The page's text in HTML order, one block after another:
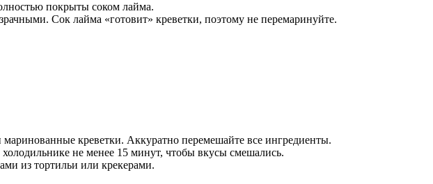
покрыты соком лайма.
Сок лайма «готовит» креветки, поэтому не перемаринуйте.
креветки. Аккуратно перемешайте все ингредиенты.
не менее 15 минут, чтобы вкусы смешались.
из тортильи или крекерами.